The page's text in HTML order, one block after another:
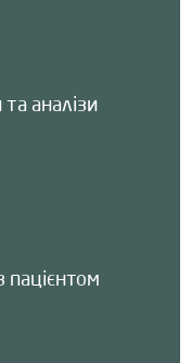
аналізи
пацієнтом